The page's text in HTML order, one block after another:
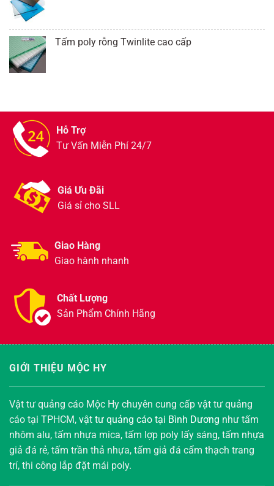
Tấm poly rỗng Twinlite cao cấp
Hỗ Trợ
Tư Vấn Miễn Phí 24/7
Giá Ưu Đãi
Giá sỉ cho SLL
Giao Hàng
Giao hành nhanh
Chất Lượng
Sản Phẩm Chính Hãng
GIỚI THIỆU MỘC HY
Vật tư quảng cáo Mộc Hy chuyên cung cấp vật tư quảng
cáo tại TPHCM, vật tư quảng cáo tại Bình Dương như tấm
nhôm alu, tấm nhựa mica, tấm lợp poly lấy sáng, tấm nhựa
giả đá rẻ, tấm trần thả nhựa, tấm giả đá cẩm thạch trang
trí, thi công lắp đặt mái poly.